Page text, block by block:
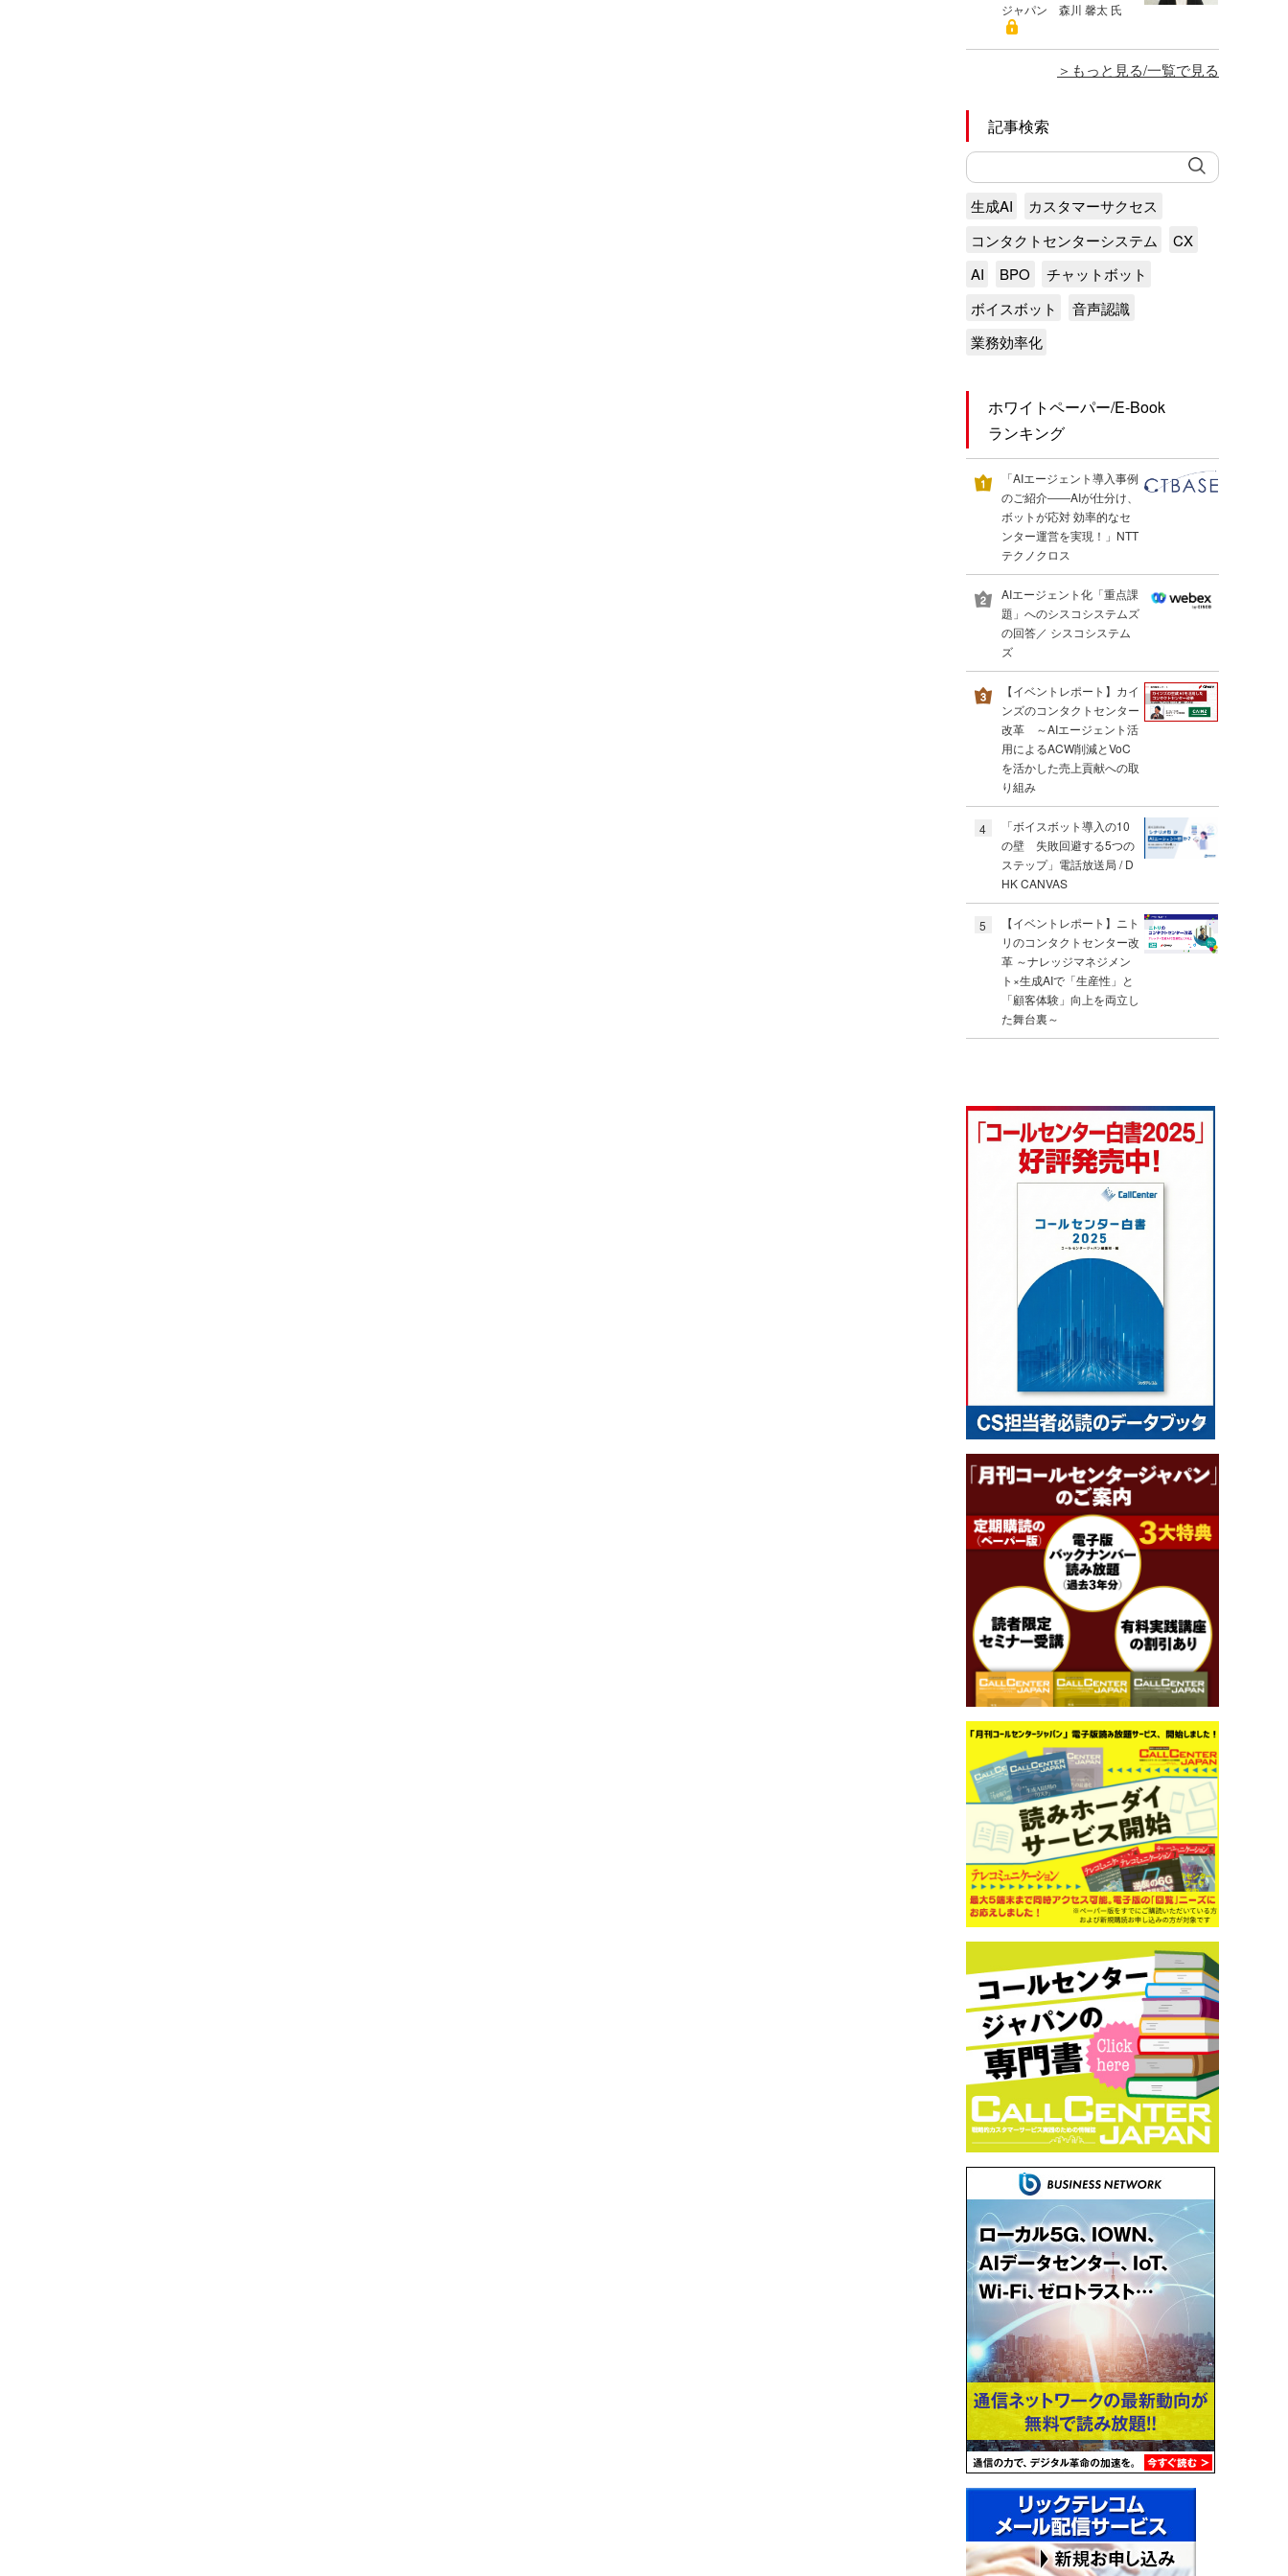
ジャパン 森川 馨太 氏
もっと見る/一覧で見る
記事検索
生成AI
カスタマーサクセス
コンタクトセンターシステム
CX
AI
BPO
チャットボット
ボイスボット
音声認識
業務効率化
ホワイトペーパー/E-Book
ランキング
「AIエージェント導入事例
のご紹介――AIが仕分け、
ボットが応対 効率的なセ
ンター運営を実現！」NTT
テクノクロス
AIエージェント化「重点課
題」へのシスコシステムズ
の回答／ シスコシステム
ズ
【イベントレポート】カイ
ンズのコンタクトセンター
改革 ～AIエージェント活
用によるACW削減とVoC
を活かした売上貢献への取
り組み
4
「ボイスボット導入の10
の壁 失敗回避する5つの
ステップ」電話放送局 / D
HK CANVAS
5
【イベントレポート】ニト
リのコンタクトセンター改
革 ～ナレッジマネジメン
ト×生成AIで「生産性」と
「顧客体験」向上を両立し
た舞台裏～